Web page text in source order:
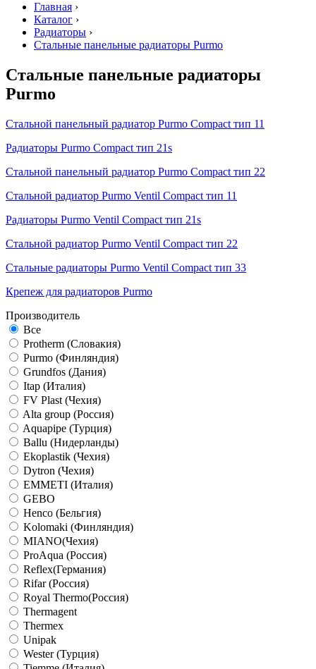
Главная ›
Каталог ›
Радиаторы ›
Стальные панельные радиаторы Purmo
Стальные панельные радиаторы
Purmo
Стальной панельный радиатор Purmo Compact тип 11
Радиаторы Purmo Compact тип 21s
Стальной панельный радиатор Purmo Compact тип 22
Стальной радиатор Purmo Ventil Compact тип 11
Радиаторы Purmo Ventil Compact тип 21s
Стальной радиатор Purmo Ventil Compact тип 22
Стальные радиаторы Purmo Ventil Compact тип 33
Крепеж для радиаторов Purmo
Производитель
Все
Protherm (Словакия)
Purmo (Финляндия)
Grundfos (Дания)
Itap (Италия)
FV Plast (Чехия)
Alta group (Россия)
Aquapipe (Турция)
Ballu (Нидерланды)
Ekoplastik (Чехия)
Dytron (Чехия)
EMMETI (Италия)
GEBO
Henco (Бельгия)
Kolomaki (Финляндия)
MIANO(Чехия)
ProAqua (Россия)
Reflex(Германия)
Rifar (Россия)
Royal Thermo(Россия)
Thermagent
Thermex
Unipak
Wester (Турция)